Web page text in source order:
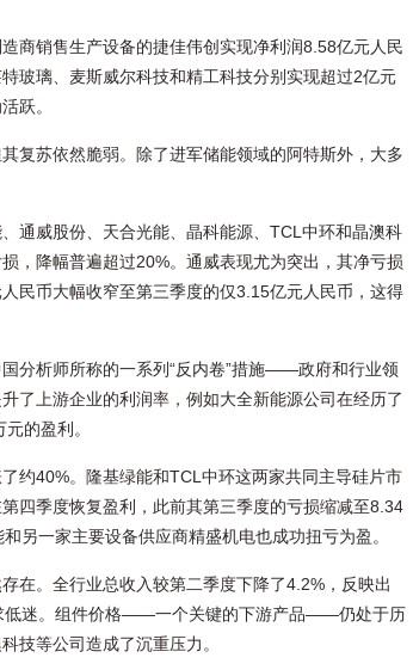
商销售生产设备的捷佳伟创实现净利润8.58亿元人民
玻璃、麦斯威尔科技和精工科技分别实现超过2亿元
跃。
复苏依然脆弱。除了进军储能领域的阿特斯外，大多
通威股份、天合光能、晶科能源、TCL中环和晶澳科
降幅普遍超过20%。通威表现尤为突出，其净亏损
民币大幅收窄至第三季度的仅3.15亿元人民币，这得
分析师所称的一系列“反内卷”措施——政府和行业领
了上游企业的利润率，例如大全新能源公司在经历了
的盈利。
约40%。隆基绿能和TCL中环这两家共同主导硅片市
四季度恢复盈利，此前其第三季度的亏损缩减至8.34
另一家主要设备供应商精盛机电也成功扭亏为盈。
在。全行业总收入较第二季度下降了4.2%，反映出
低迷。组件价格——一个关键的下游产品——仍处于历
技等公司造成了沉重压力。